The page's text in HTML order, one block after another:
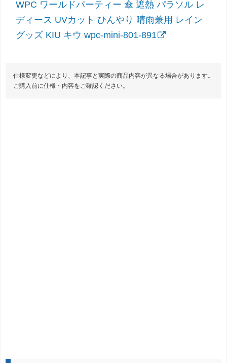
WPC ワールドパーティー 傘 遮熱 パラソル レ
ディース UVカット ひんやり 晴雨兼用 レイン
グッズ KIU キウ wpc-mini-801-891
仕様変更などにより、本記事と実際の商品内容が異なる場合があります。
ご購入前に仕様・内容をご確認ください。